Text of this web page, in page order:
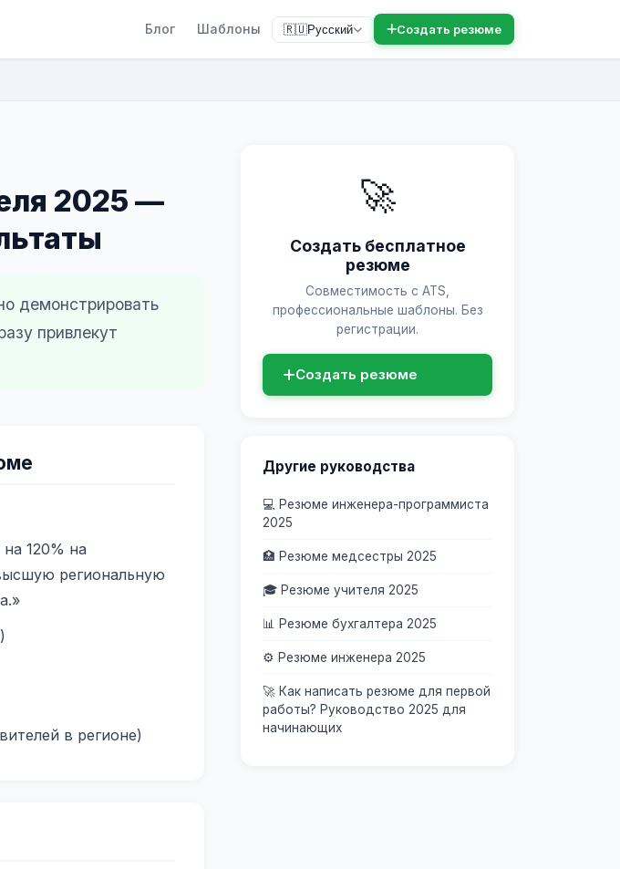
Блог Шаблоны 🇷🇺Русский Создать резюме
2025 —
демонстрировать
привлекут
120% на
региональную
в регионе)
🚀
Создать бесплатное
резюме
Совместимость с ATS,
профессиональные шаблоны. Без
регистрации.
Создать резюме
Другие руководства
💻 Резюме инженера-программиста
2025
🏥 Резюме медсестры 2025
🎓 Резюме учителя 2025
📊 Резюме бухгалтера 2025
⚙️ Резюме инженера 2025
🚀 Как написать резюме для первой
работы? Руководство 2025 для
начинающих